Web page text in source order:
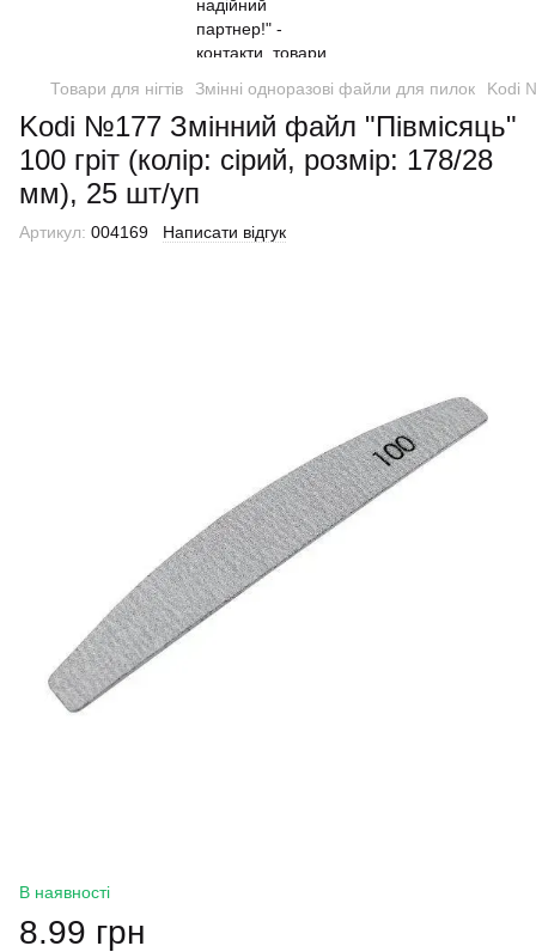
Товари для нігтів Змінні одноразові файли для пилок Kodi
Kodi №177 Змінний файл "Півмісяць"
100 гріт (колір: сірий, розмір: 178/28
мм), 25 шт/уп
Артикул: 004169 Написати відгук
В наявності
8.99 грн